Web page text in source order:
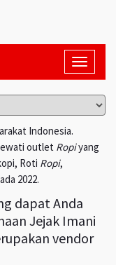
Toggle
Indonesia.
outlet Ropiyang
Roti Ropi,
2022.
dapat Anda
Jejak Imani
vendor